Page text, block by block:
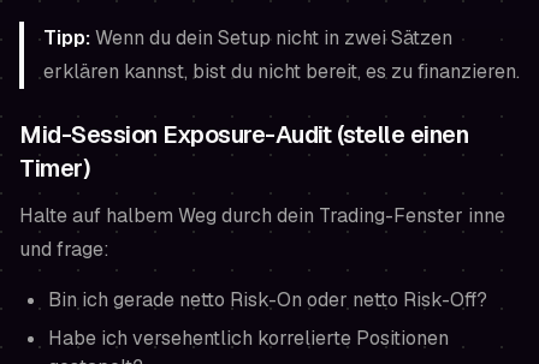
Tipp:Wenn du dein Setup nicht in zwei Sätzen
erklären kannst, bist du nicht bereit, es zu finanzieren.
Mid-Session Exposure-Audit (stelle einen
Timer)
Halte auf halbem Weg durch dein Trading-Fenster inne
und frage:
Bin ich gerade netto Risk-On oder netto Risk-Off?
Habe ich versehentlich korrelierte Positionen